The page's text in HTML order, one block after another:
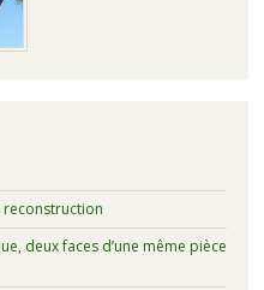
reconstruction
deux faces d’une même pièce